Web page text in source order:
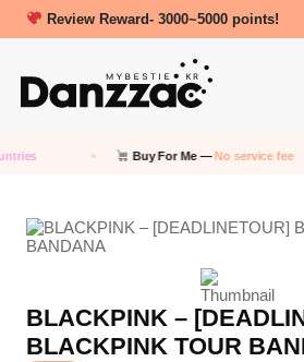
Review Reward- 3000~5000 points!
Buy For Me —No service fee
BLACKPINK –
BLACKPINK TOUR